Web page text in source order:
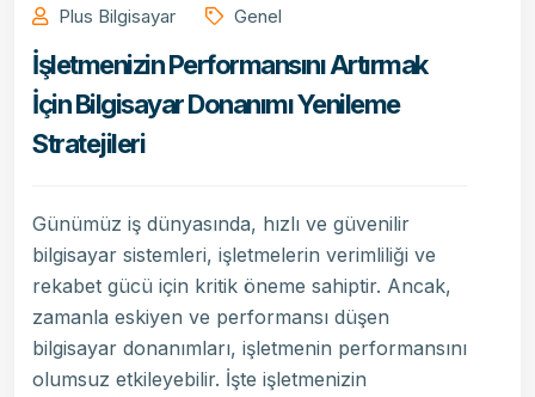
Plus Bilgisayar Genel
İşletmenizin Performansını Artırmak
İçin Bilgisayar Donanımı Yenileme
Stratejileri
Günümüz iş dünyasında, hızlı ve güvenilir
bilgisayar sistemleri, işletmelerin verimliliği ve
rekabet gücü için kritik öneme sahiptir. Ancak,
zamanla eskiyen ve performansı düşen
bilgisayar donanımları, işletmenin performansını
olumsuz etkileyebilir. İşte işletmenizin